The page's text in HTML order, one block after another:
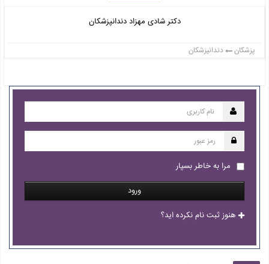
دکتر شادی مهزاد دندانپزشکان
پزشکان دندانپزشکان
مرا به خاطر بسپار
ورود
هنوز ثبت نام نکرده اید؟